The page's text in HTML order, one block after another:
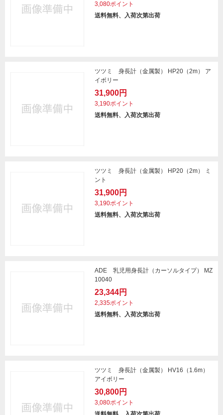
3,080ポイント
送料無料、入荷次第出荷
ツツミ 身長計（金属製） HP20（2m） ア
イボリー
31,900円
3,190ポイント
送料無料、入荷次第出荷
ツツミ 身長計（金属製） HP20（2m） ミ
ント
31,900円
3,190ポイント
送料無料、入荷次第出荷
ADE 乳児用身長計（カーソルタイプ） MZ
10040
23,344円
2,335ポイント
送料無料、入荷次第出荷
ツツミ 身長計（金属製） HV16（1.6m）
アイボリー
30,800円
3,080ポイント